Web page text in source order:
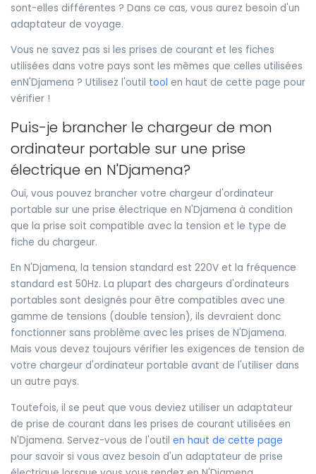
sont-elles différentes ? Dans ce cas, vous aurez besoin d'un
adaptateur de voyage.
Vous ne savez pas si les prises de courant et les fiches
utilisées dans votre pays sont les mêmes que celles utilisées
enN'Djamena ? Utilisez l'outil tool en haut de cette page pour
vérifier !
Puis-je brancher le chargeur de mon
ordinateur portable sur une prise
électrique en N'Djamena?
Oui, vous pouvez brancher votre chargeur d'ordinateur
portable sur une prise électrique en N'Djamena à condition
que la prise soit compatible avec la tension et le type de
fiche du chargeur.
En N'Djamena, la tension standard est 220V et la fréquence
standard est 50Hz. La plupart des chargeurs d'ordinateurs
portables sont designés pour être compatibles avec une
gamme de tensions (double tension), ils devraient donc
fonctionner sans problème avec les prises de N'Djamena.
Mais vous devez toujours vérifier les exigences de tension de
votre chargeur d'ordinateur portable avant de l'utiliser dans
un autre pays.
Toutefois, il se peut que vous deviez utiliser un adaptateur
de prise de courant dans les prises de courant utilisées en
N'Djamena. Servez-vous de l'outil en haut de cette page
pour savoir si vous avez besoin d'un adaptateur de prise